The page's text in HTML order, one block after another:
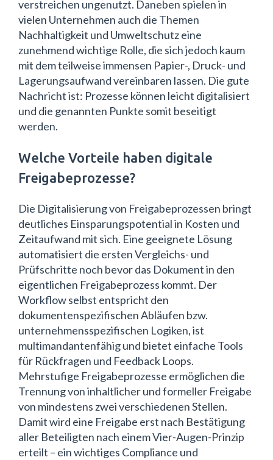
verstreichen ungenutzt. Daneben spielen in
vielen Unternehmen auch die Themen
Nachhaltigkeit und Umweltschutz eine
zunehmend wichtige Rolle, die sich jedoch kaum
mit dem teilweise immensen Papier-, Druck- und
Lagerungsaufwand vereinbaren lassen. Die gute
Nachricht ist: Prozesse können leicht digitalisiert
und die genannten Punkte somit beseitigt
werden.
Welche Vorteile haben digitale
Freigabeprozesse?
Die Digitalisierung von Freigabeprozessen bringt
deutliches Einsparungspotential in Kosten und
Zeitaufwand mit sich. Eine geeignete Lösung
automatisiert die ersten Vergleichs- und
Prüfschritte noch bevor das Dokument in den
eigentlichen Freigabeprozess kommt. Der
Workflow selbst entspricht den
dokumentenspezifischen Abläufen bzw.
unternehmensspezifischen Logiken, ist
multimandantenfähig und bietet einfache Tools
für Rückfragen und Feedback Loops.
Mehrstufige Freigabeprozesse ermöglichen die
Trennung von inhaltlicher und formeller Freigabe
von mindestens zwei verschiedenen Stellen.
Damit wird eine Freigabe erst nach Bestätigung
aller Beteiligten nach einem Vier-Augen-Prinzip
erteilt – ein wichtiges Compliance und